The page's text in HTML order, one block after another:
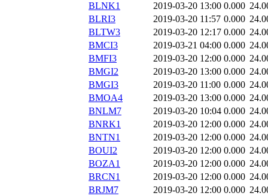
BLNK1
2019-03-20 13:00 0.000
BLRI3
2019-03-20 11:57 0.000
BLTW3
2019-03-20 12:17 0.000
BMCI3
2019-03-21 04:00 0.000
BMFI3
2019-03-20 12:00 0.000
BMGI2
2019-03-20 13:00 0.000
BMGI3
2019-03-20 11:00 0.000
BMOA4
2019-03-20 13:00 0.000
BNLM7
2019-03-20 10:04 0.000
BNRK1
2019-03-20 12:00 0.000
BNTN1
2019-03-20 12:00 0.000
BOUI2
2019-03-20 12:00 0.000
BOZA1
2019-03-20 12:00 0.000
BRCN1
2019-03-20 12:00 0.000
BRJM7
2019-03-20 12:00 0.000